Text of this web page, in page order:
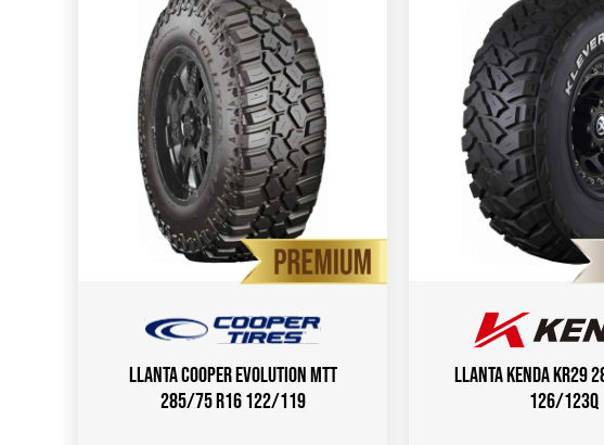
Llanta COOPER Evolution MTT
285/75 R16 122/119
Llanta KENDA KR29
126/123Q